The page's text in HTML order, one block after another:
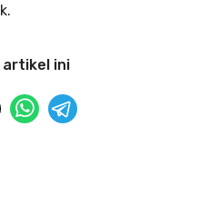
artikel ini